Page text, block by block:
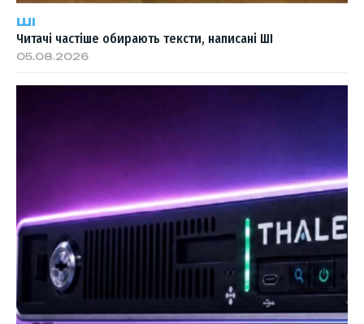
ШІ
Читачі частіше обирають тексти, написані ШІ
05.08.2026